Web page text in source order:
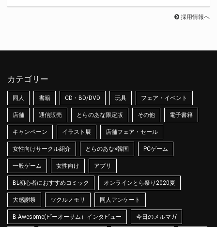
採用情報へ
カテゴリー
同人 書籍 CD・BD/DVD 玩具 フェア・イベント
店舗 通信販売 とらのあな限定版 その他 電子書籍
キャンペーン イラスト展 店舗フェア・セール
女性向けサークル紹介 とらのあな×韓国 PCゲーム
一般ゲーム 女性向け アプリ
BL初心者におすすめコミック オンラインとら祭り2020夏
大感謝祭 ツクルノモリ 同人アンケート
B-Awesome(ビーオーサム）インタビュー 今日のメルマガ